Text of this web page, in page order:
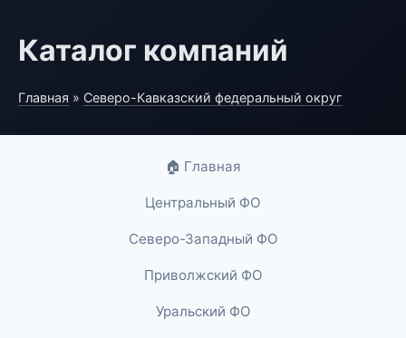
Каталог компаний
Главная » Северо-Кавказский федеральный округ
🏠 Главная
Центральный ФО
Северо-Западный ФО
Приволжский ФО
Уральский ФО